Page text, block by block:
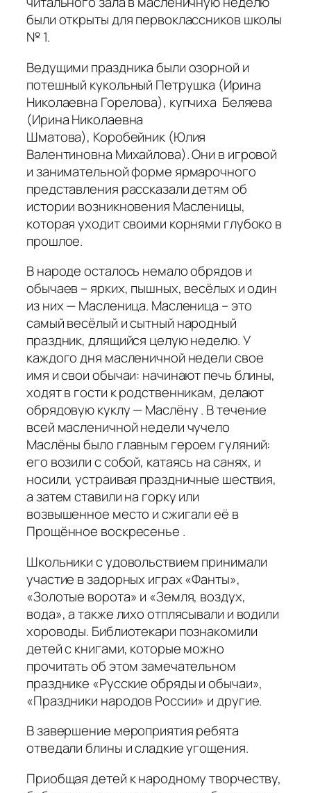
были открыты для первоклассников школы
№ 1.
Ведущими праздника были озорной и
потешный кукольный Петрушка (Ирина
Николаевна Горелова), купчиха Беляева
(Ирина Николаевна
Шматова), Коробейник (Юлия
Валентиновна Михайлова). Они в игровой
и занимательной форме ярмарочного
представления рассказали детям об
истории возникновения Масленицы,
которая уходит своими корнями глубоко в
прошлое.
В народе осталось немало обрядов и
обычаев – ярких, пышных, весёлых и один
из них — Масленица. Масленица – это
самый весёлый и сытный народный
праздник, длящийся целую неделю. У
каждого дня масленичной недели свое
имя и свои обычаи: начинают печь блины,
ходят в гости к родственникам, делают
обрядовую куклу — Маслёну . В течение
всей масленичной недели чучело
Маслёны было главным героем гуляний:
его возили с собой, катаясь на санях, и
носили, устраивая праздничные шествия,
а затем ставили на горку или
возвышенное место и сжигали её в
Прощённое воскресенье .
Школьники с удовольствием принимали
участие в задорных играх «Фанты»,
«Золотые ворота» и «Земля, воздух,
вода», а также лихо отплясывали и водили
хороводы. Библиотекари познакомили
детей с книгами, которые можно
прочитать об этом замечательном
празднике «Русские обряды и обычаи»,
«Праздники народов России» и другие.
В завершение мероприятия ребята
отведали блины и сладкие угощения.
Приобщая детей к народному творчеству,